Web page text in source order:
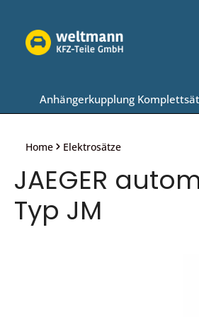
Anhängerkupplung
Home Elektrosätze
JAEGER
Typ JM